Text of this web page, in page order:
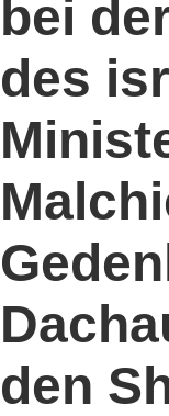
bei
des
den